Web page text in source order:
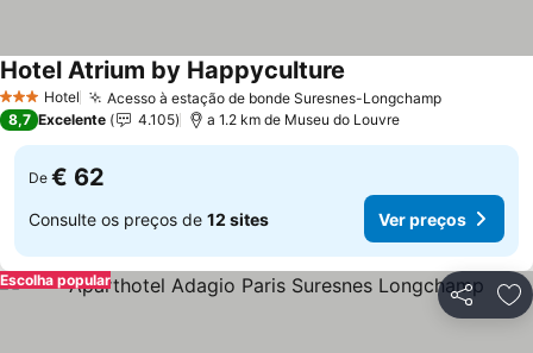
3 EstrelasHotel Acesso à estação de bonde Suresnes-LongchampVer
Hotel Atrium by Happyculture
8,7 Excelente 4.105 a 1.2 km de Museu do Louvre
De € 62
Consulte os preços de 12 sites Ver preços
Partilhar
Escolha popular